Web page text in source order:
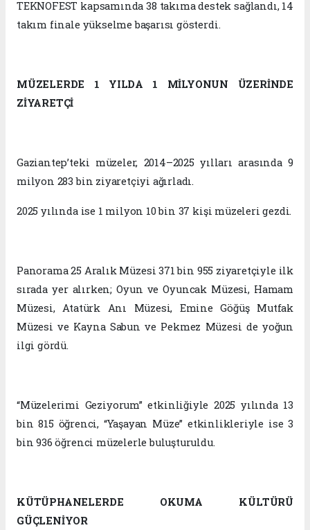
TEKNOFEST kapsamında 38 takıma destek sağlandı, 14
takım finale yükselme başarısı gösterdi.
MÜZELERDE 1 YILDA 1 MİLYONUN ÜZERİNDE
ZİYARETÇİ
Gaziantep’teki müzeler, 2014–2025 yılları arasında 9
milyon 283 bin ziyaretçiyi ağırladı.
2025 yılında ise 1 milyon 10 bin 37 kişi müzeleri gezdi.
Panorama 25 Aralık Müzesi 371 bin 955 ziyaretçiyle ilk
sırada yer alırken; Oyun ve Oyuncak Müzesi, Hamam
Müzesi, Atatürk Anı Müzesi, Emine Göğüş Mutfak
Müzesi ve Kayna Sabun ve Pekmez Müzesi de yoğun
ilgi gördü.
“Müzelerimi Geziyorum” etkinliğiyle 2025 yılında 13
bin 815 öğrenci, “Yaşayan Müze” etkinlikleriyle ise 3
bin 936 öğrenci müzelerle buluşturuldu.
KÜTÜPHANELERDE OKUMA KÜLTÜRÜ
GÜÇLENİYOR